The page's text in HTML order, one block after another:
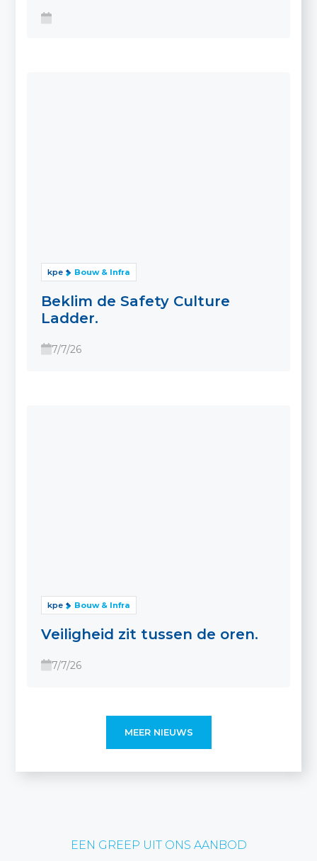
kpe Bouw & Infra
Beklim de Safety Culture
Ladder.
7/7/26
kpe Bouw & Infra
Veiligheid zit tussen de oren.
7/7/26
MEER NIEUWS
EEN GREEP UIT ONS AANBOD